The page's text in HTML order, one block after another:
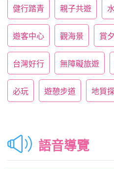
健行踏青 親子共遊
遊客中心 觀海景 賞
台灣好行 無障礙旅遊
必玩 遊憩步道 地質
語音導覽